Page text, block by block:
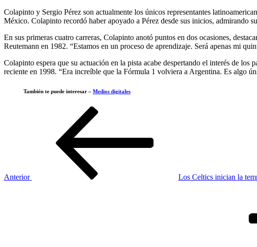
Colapinto y Sergio Pérez son actualmente los únicos representantes
México. Colapinto recordó haber apoyado a Pérez desde sus inicios, admirando
En sus primeras cuatro carreras, Colapinto anotó puntos en dos ocasiones,
Reutemann en 1982. “Estamos en un proceso de aprendizaje. Será apenas mi
Colapinto espera que su actuación en la pista acabe despertando el interés de
reciente en 1998. “Era increíble que la Fórmula 1 volviera a Argentina. Es algo
También te puede interesar – Medios digitales
Anterior
Los Celtics inician la